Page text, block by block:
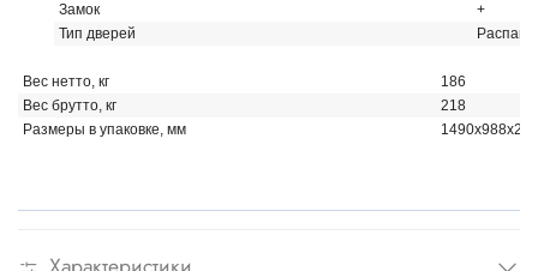
Замок
+
Тип дверей
Вес нетто, кг
186
Вес брутто, кг
218
Размеры в упаковке, мм